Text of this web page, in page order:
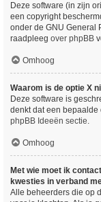
Deze software (in zijn
een copyright
onder de GNU General
raadpleeg over phpBB
Omhoog
Waarom is de optie X
Deze software is
denkt dat een
phpBB Ideeën sectie.
Omhoog
Met wie moet ik
kwesties in verband
Alle beheerders die op